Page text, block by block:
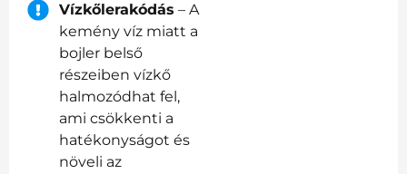
Vízkőlerakódás – A
kemény víz miatt a
bojler belső
részeiben vízkő
halmozódhat fel,
ami csökkenti a
hatékonyságot és
növeli az